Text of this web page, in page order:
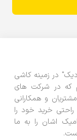
در زمینه کاشی
که در شرکت های
و همکارانی
خرید خود را
اشان را به ما